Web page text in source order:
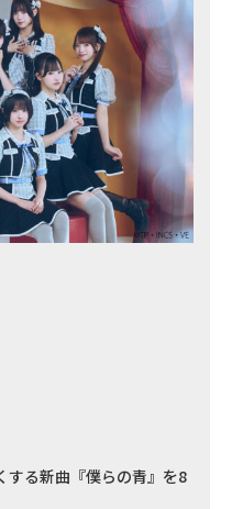
する新曲『僕らの青』を8